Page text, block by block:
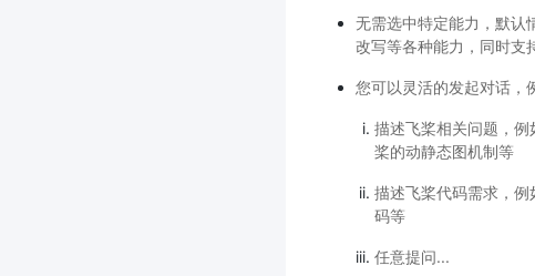
无需选中特定能力，默认
改写等各种能力，同时支
您可以灵活的发起对话，
描述飞桨相关问题，
桨的动静态图机制等
描述飞桨代码需求，
码等
任意提问...